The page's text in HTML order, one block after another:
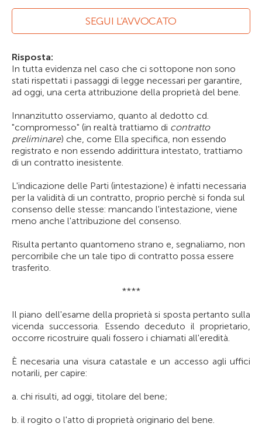
SEGUI L’AVVOCATO
Risposta:
In tutta evidenza nel caso che ci sottopone non sono
stati rispettati i passaggi di legge necessari per garantire,
ad oggi, una certa attribuzione della proprietà del bene.
Innanzitutto osserviamo, quanto al dedotto cd.
"compromesso" (in realtà trattiamo di contratto
preliminare) che, come Ella specifica, non essendo
registrato e non essendo addirittura intestato, trattiamo
di un contratto inesistente.
L'indicazione delle Parti (intestazione) è infatti necessaria
per la validità di un contratto, proprio perchè si fonda sul
consenso delle stesse: mancando l'intestazione, viene
meno anche l'attribuzione del consenso.
Risulta pertanto quantomeno strano e, segnaliamo, non
percorribile che un tale tipo di contratto possa essere
trasferito.
****
Il piano dell'esame della proprietà si sposta pertanto sulla
vicenda successoria. Essendo deceduto il proprietario,
occorre ricostruire quali fossero i chiamati all'eredità.
È necesaria una visura catastale e un accesso agli uffici
notarili, per capire:
a. chi risulti, ad oggi, titolare del bene;
b. il rogito o l'atto di proprietà originario del bene.